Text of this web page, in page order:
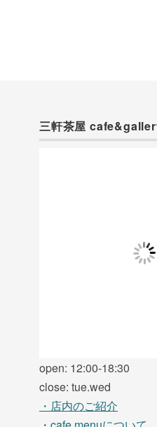
三軒茶屋
open: 12:00-18:30
close: tue.wed
・店内のご紹介